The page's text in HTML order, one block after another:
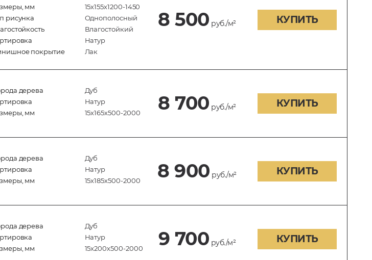
мм
15х155х1200-1450
рисунка
Однополосный
Влагостойкий
Натур
покрытие
Лак
8 500 руб./м² КУПИТЬ
дерева
Дуб
Натур
мм
15х165х500-2000 8 700 руб./м² КУПИТЬ
дерева
Дуб
Натур
мм
15х185х500-2000 8 900 руб./м² КУПИТЬ
дерева
Дуб
Натур
мм
15х200х500-2000 9 700 руб./м² КУПИТЬ